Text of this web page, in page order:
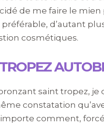
de me faire le
préférable, d’autant
cosmétiques.
saint tropez, je
constatation
comment,